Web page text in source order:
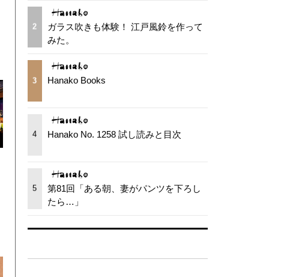
2
ガラス吹きも体験！ 江戸風鈴を作って
みた。
3 Hanako Books
4 Hanako No. 1258 試し読みと目次
5
第81回「ある朝、妻がパンツを下ろし
たら…」